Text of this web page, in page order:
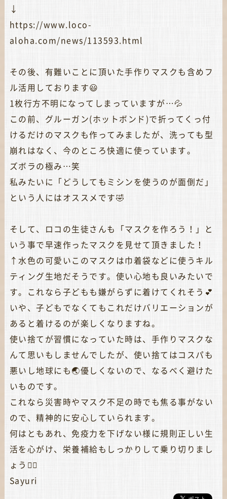
↓
https://www.loco-
aloha.com/news/113593.html
その後、有難いことに頂いた手作りマスクも含めフ
ル活用しております😃
1枚行方不明になってしまっていますが…💦
この前、グルーガン(ホットボンド)で折ってくっ付
けるだけのマスクも作ってみましたが、洗っても型
崩れはなく、今のところ快適に使っています。
ズボラの極み…笑
私みたいに「どうしてもミシンを使うのが面倒だ」
という人にはオススメです🤣
そして、ロコの生徒さんも「マスクを作ろう！」と
いう事で早速作ったマスクを見せて頂きました！
↑水色の可愛いこのマスクは巾着袋などに使うキル
ティング生地だそうです。使い心地も良いみたいで
す。これなら子どもも嫌がらずに着けてくれそう💕
いや、子どもでなくてもこれだけバリエーションが
あると着けるのが楽しくなりますね。
使い捨てが習慣になっていた時は、手作りマスクな
んて思いもしませんでしたが、使い捨てはコスパも
悪いし地球にも🌏優しくないので、なるべく避けた
いものです。
これなら災害時やマスク不足の時でも焦る事がない
ので、精神的に安心していられます。
何はともあれ、免疫力を下げない様に規則正しい生
活を心がけ、栄養補給もしっかりして乗り切りまし
ょう✊🏼
Sayuri